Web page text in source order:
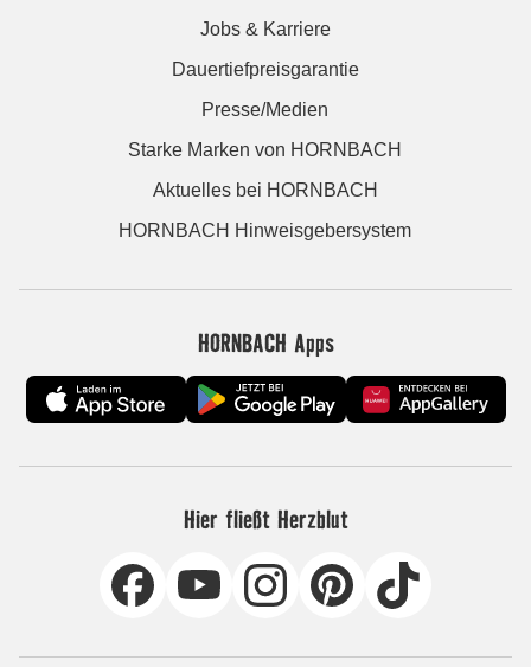
Jobs & Karriere
Dauertiefpreisgarantie
Presse/Medien
Starke Marken von HORNBACH
Aktuelles bei HORNBACH
HORNBACH Hinweisgebersystem
HORNBACH Apps
Hier fließt Herzblut